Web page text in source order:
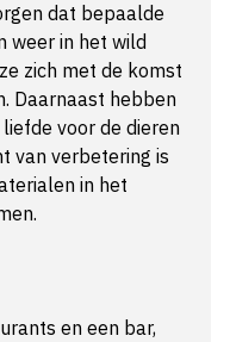
dat bepaalde
weer in het wild
zich met de komst
Daarnaast hebben
voor de dieren
van verbetering is
in het
en een bar,